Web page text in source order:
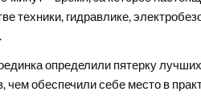
техники, гидравлике,
определили пятерку
обеспечили себе место в